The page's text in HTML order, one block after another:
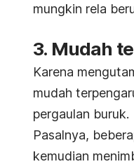
mungkin rela
3. Mudah
Karena
mudah
pergaulan buruk.
Pasalnya,
kemudian